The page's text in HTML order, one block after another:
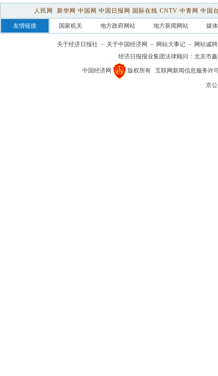
人民网 新华网 中国网 中国日报网 国际在线 CNTV 中青网 中国
友情链接 国家机关 地方政府网站 地方新闻网站 媒
关于经济日报社 － 关于中国经济网 － 网站大事记 － 网站诚聘
经济日报报业集团法律顾问： 北京市
中国经济网 版权所有 互联网新闻信息服务许
京